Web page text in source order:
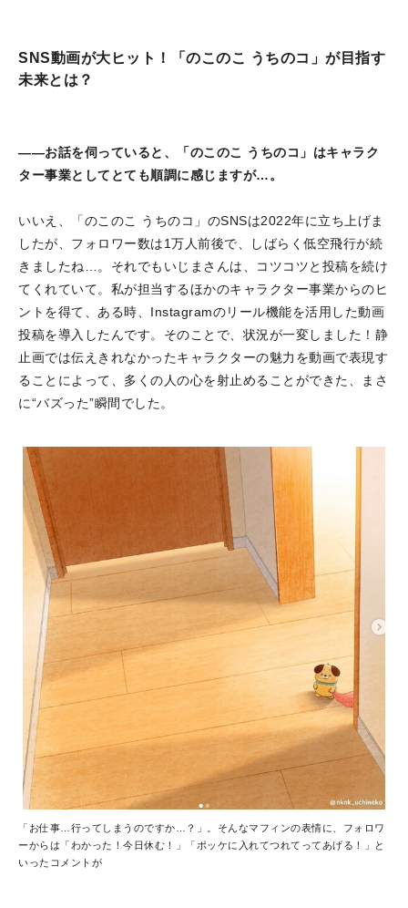
SNS動画が大ヒット！「のこのこ うちのコ」が目指す
未来とは？
――お話を伺っていると、「のこのこ うちのコ」はキャラク
ター事業としてとても順調に感じますが…。
いいえ、「のこのこ うちのコ」のSNSは2022年に立ち上げま
したが、フォロワー数は1万人前後で、しばらく低空飛行が続
きましたね…。それでもいじまさんは、コツコツと投稿を続け
てくれていて。私が担当するほかのキャラクター事業からのヒ
ントを得て、ある時、Instagramのリール機能を活用した動画
投稿を導入したんです。そのことで、状況が一変しました！静
止画では伝えきれなかったキャラクターの魅力を動画で表現す
ることによって、多くの人の心を射止めることができた、まさ
に“バズった”瞬間でした。
「お仕事…行ってしまうのですか…？」。そんなマフィンの表情に、フォロワ
ーからは「わかった！今日休む！」「ポッケに入れてつれてってあげる！」と
いったコメントが